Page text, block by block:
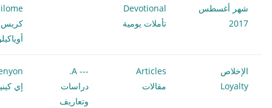
شهر أغسطس
2017
Devotional
تأملات يومية
كريس
الإخلاص
Loyalty
Articles
مقالات
--- A.
دراسات
وتعاريف
إي